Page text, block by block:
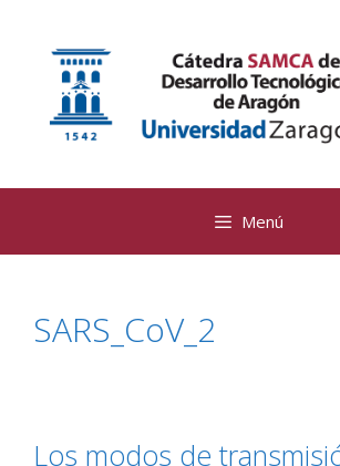
contenido
Menú
SARS_CoV_2
Los modos de